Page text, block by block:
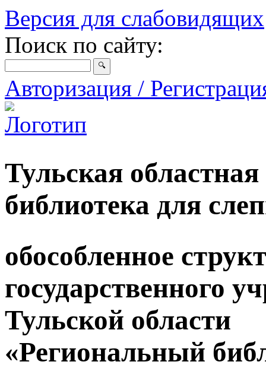
Версия для слабовидящих
Поиск по сайту:
Авторизация /
Тульская
библиотека для
обособленное
государственного
Тульской области
«Региональный